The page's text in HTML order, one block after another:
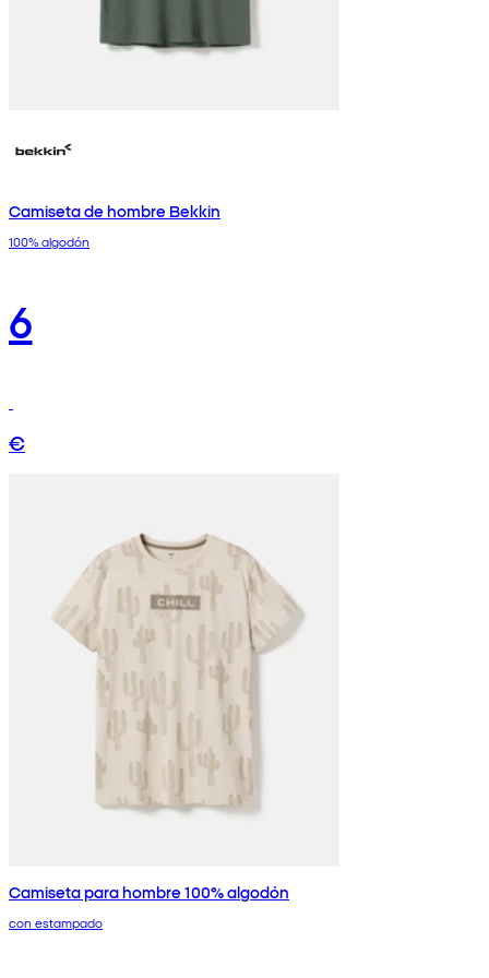
Camiseta de hombre Bekkin
100% algodón
6
€
Camiseta para hombre 100% algodón
con estampado